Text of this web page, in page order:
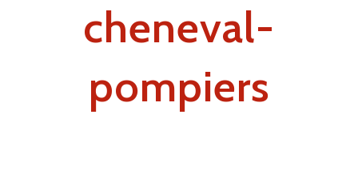
cheneval-
pompiers